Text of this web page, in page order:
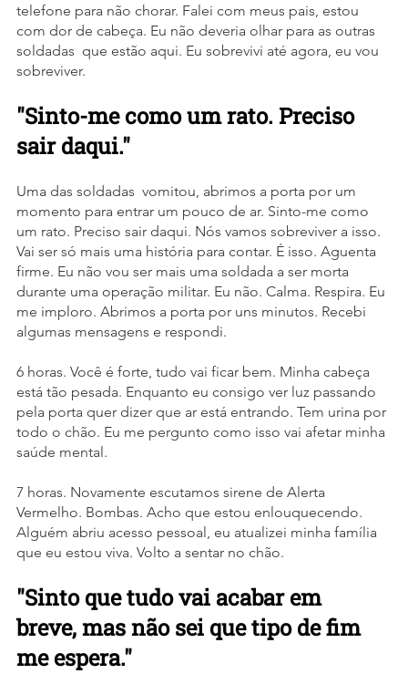
telefone para não chorar. Falei com meus pais, estou
com dor de cabeça. Eu não deveria olhar para as outras
soldadas  que estão aqui. Eu sobrevivi até agora, eu vou
sobreviver.
"Sinto-me como um rato. Preciso
sair daqui."
Uma das soldadas  vomitou, abrimos a porta por um
momento para entrar um pouco de ar. Sinto-me como
um rato. Preciso sair daqui. Nós vamos sobreviver a isso.
Vai ser só mais uma história para contar. É isso. Aguenta
firme. Eu não vou ser mais uma soldada a ser morta
durante uma operação militar. Eu não. Calma. Respira. Eu
me imploro. Abrimos a porta por uns minutos. Recebi
algumas mensagens e respondi.
6 horas. Você é forte, tudo vai ficar bem. Minha cabeça
está tão pesada. Enquanto eu consigo ver luz passando
pela porta quer dizer que ar está entrando. Tem urina por
todo o chão. Eu me pergunto como isso vai afetar minha
saúde mental.
7 horas. Novamente escutamos sirene de Alerta
Vermelho. Bombas. Acho que estou enlouquecendo.
Alguém abriu acesso pessoal, eu atualizei minha família
que eu estou viva. Volto a sentar no chão.
"Sinto que tudo vai acabar em
breve, mas não sei que tipo de fim
me espera."